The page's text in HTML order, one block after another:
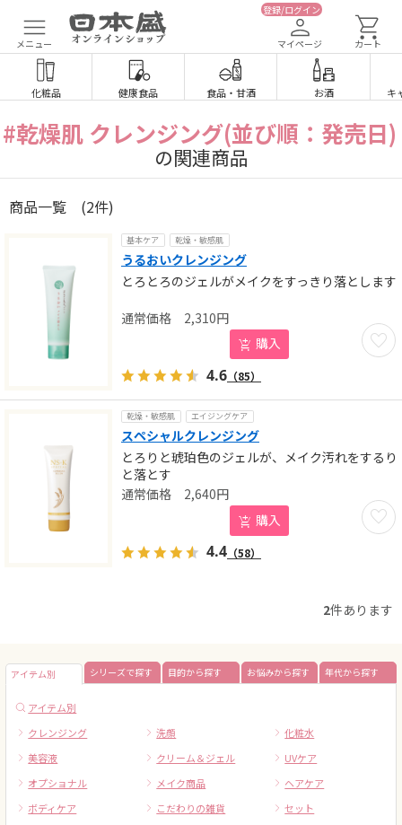
メニュー
登録/ログイン
マイページ カート
化粧品 健康食品 食品・ 甘酒 お酒 キ
#乾燥肌 クレンジング(並び順：発売日)
の関連商品
商品一覧 (2件)
基本ケア 乾燥・敏感肌
うるおいクレンジング
とろとろのジェルがメイクをすっきり落とします
お気
2,310円
購入
4.6 （85）
乾燥・敏感肌 エイジングケア
スペシャルクレンジング
とろりと琥珀色のジェルが、メイク汚れをするり
と落とす
お気
2,640円
購入
4.4 （58）
2件あります
アイテム別 シリーズで探す 目的から探す お悩みから探す 年代から探す
アイテム別
クレンジング
洗顔
化粧水
美容液
クリーム＆ジェル
UVケア
オプショナル
メイク商品
ヘアケア
ボディケア
こだわりの雑貨 セット